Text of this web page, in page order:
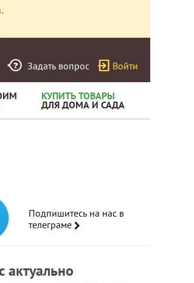
Задать вопрос Войти
КУПИТЬ ТОВАРЫ
ДЛЯ ДОМА И САДА
Подпишитесь на нас в
телеграме
актуально